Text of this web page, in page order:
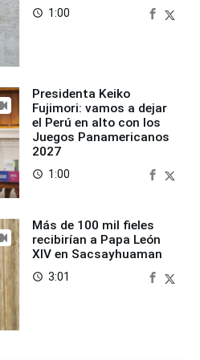
access_time 1:00
Presidenta Keiko
Fujimori: vamos a dejar
el Perú en alto con los
Juegos Panamericanos
2027
access_time 1:00
Más de 100 mil fieles
recibirían a Papa León
XIV en Sacsayhuaman
access_time 3:01